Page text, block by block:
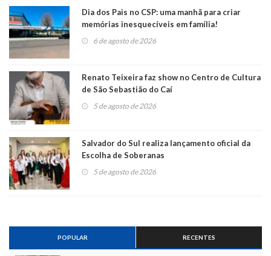
Dia dos Pais no CSP: uma manhã para criar
memórias inesquecíveis em família!
6 de agosto de 2026
Renato Teixeira faz show no Centro de Cultura
de São Sebastião do Caí
5 de agosto de 2026
Salvador do Sul realiza lançamento oficial da
Escolha de Soberanas
5 de agosto de 2026
POPULAR RECENTES